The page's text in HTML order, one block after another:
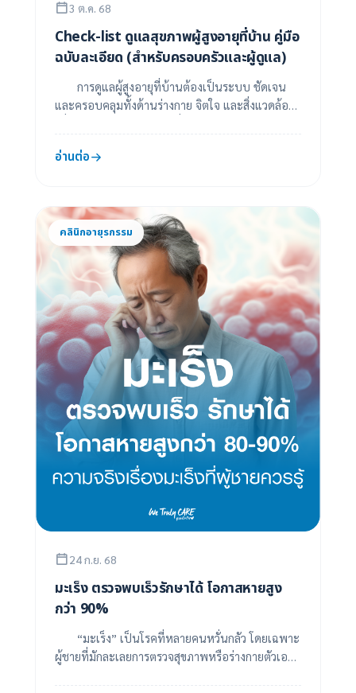
3 ต.ค. 68
Check-list ดูแลสุขภาพผู้สูงอายุที่บ้าน คู่มือ
ฉบับละเอียด (สำหรับครอบครัวและผู้ดูแล)
การดูแลผู้สูงอายุที่บ้านต้องเป็นระบบ ชัดเจน
และครอบคลุมทั้งด้านร่างกาย จิตใจ และสิ่งแวดล้อม
อ่านต่อ
คลินิกอายุรกรรม
24 ก.ย. 68
มะเร็ง ตรวจพบเร็วรักษาได้ โอกาสหายสูง
กว่า 90%
“มะเร็ง” เป็นโรคที่หลายคนหวั่นกลัว โดยเฉพาะ
ผู้ชายที่มักละเลยการตรวจสุขภาพหรือร่างกายตัวเอง